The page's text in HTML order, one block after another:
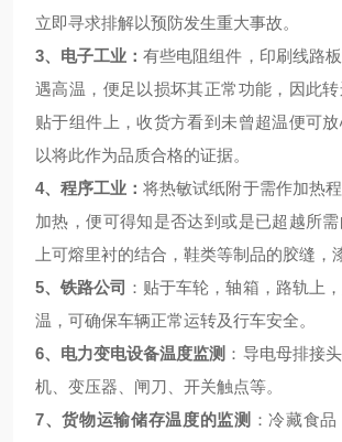
立即寻求排解以预防发生重大事故。
3、电子工业：有些电阻组件，印刷线路
遇高温，便足以损坏其正常功能，因此
贴于组件上，收货方看到未曾超温便可
以将此作为品质合格的证据。
4、程序工业：将热敏试纸附于需作加热
加热，便可得知是否达到或是已超越所
上可熔里衬的结合，鞋类等制品的胶缝，
5、铁路公司 ：贴于车轮，轴箱，路轨上
温，可确保车辆正常运转及行车安全。
6、电力变电设备温度监测 ：导电母排接
机、变压器、闸刀、开关触点等。
7、货物运输储存温度的监测 ：冷藏食